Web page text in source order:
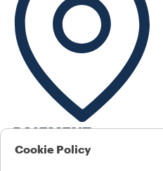
PAIEMENT
SECURISÉ
Cookie Policy